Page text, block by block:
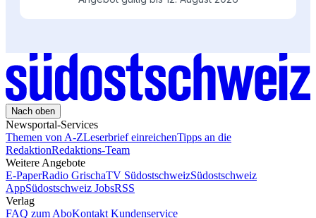
Nach oben
Newsportal-Services
Themen von A-ZLeserbrief einreichenTipps an die
RedaktionRedaktions-Team
Weitere Angebote
E-PaperRadio GrischaTV SüdostschweizSüdostschweiz
AppSüdostschweiz JobsRSS
Verlag
FAQ zum AboKontakt Kundenservice